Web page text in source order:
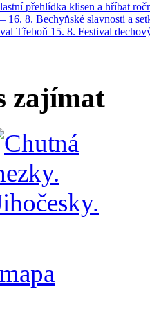
přehlídka klisen a hříbat
16. 8. Bechyňské slavnosti a
Třeboň 15. 8. Festival
zajímat